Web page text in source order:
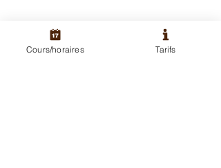
Cours/horaires Tarifs